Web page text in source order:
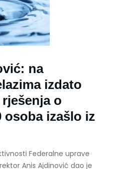
na
izdato
o
osoba izašlo iz
Federalne uprave
Anis Ajdinović dao je